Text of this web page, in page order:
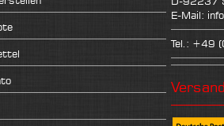
E-Mail:
Tel.: +49
Versand